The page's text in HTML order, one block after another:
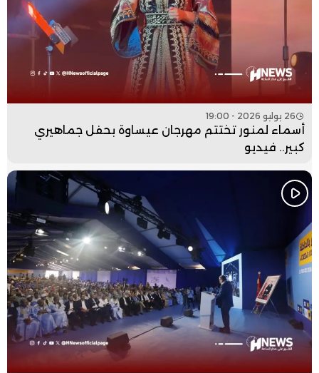
26 يوليو 2026 - 19:00
أسماء لمنور تختتم مهرجان عيساوة بحفل جماهيري
كبير.. فيديو